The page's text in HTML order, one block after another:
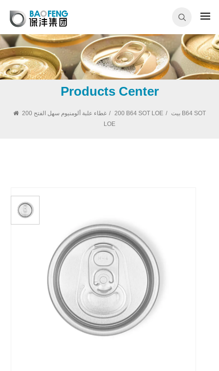
Products Center
بيت /
200 B64 SOT LOE
/
غطاء علبة ألومنيوم سهل الفتح 200 B64 SOT
LOE
B64 SOT LOE
غطاء علبة ألومنيوم سهل الفتح بقطر 200 مم لعلبة مشروبات مكونة من
قطعتين، مناسب لأنواع مختلفة من المشروبات
200 B64 SOT LOE Can Lid for 2pc